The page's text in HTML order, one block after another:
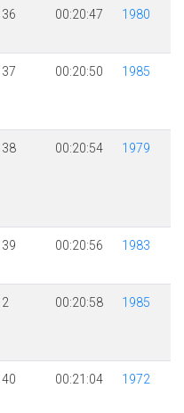
36 00:20:47 1980
37 00:20:50 1985
38 00:20:54 1979
39 00:20:56 1983
2 00:20:58 1985
40 00:21:04 1972